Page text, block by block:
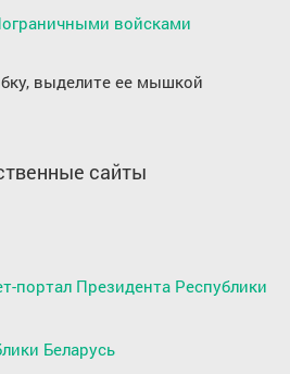
войсками
выделите ее мышкой
сайты
портал Президента Республики
Беларусь